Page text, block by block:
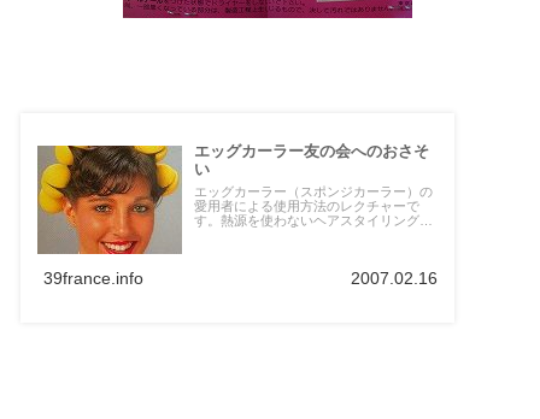
エッグカーラー友の会へのおさそ
い
エッグカーラー（スポンジカーラー）の
愛用者による使用方法のレクチャーで
す。熱源を使わないヘアスタイリングを
39france.info 2007.02.16